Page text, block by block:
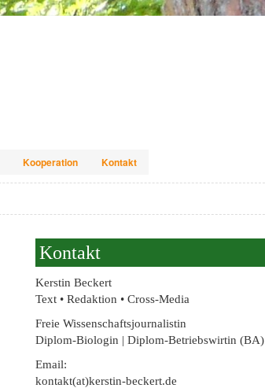
Kooperation Kontakt
Kontakt
Kerstin Beckert
Text • Redaktion • Cross-Media
Freie Wissenschaftsjournalistin
Diplom-Biologin | Diplom-Betriebswirtin (BA)
Email:
kontakt(at)kerstin-beckert.de